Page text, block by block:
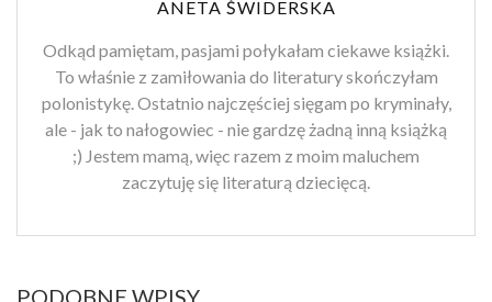
ANETA ŚWIDERSKA
Odkąd pamiętam, pasjami połykałam ciekawe książki.
To właśnie z zamiłowania do literatury skończyłam
polonistykę. Ostatnio najczęściej sięgam po kryminały,
ale - jak to nałogowiec - nie gardzę żadną inną książką
;) Jestem mamą, więc razem z moim maluchem
zaczytuję się literaturą dziecięcą.
PODOBNE WPISY